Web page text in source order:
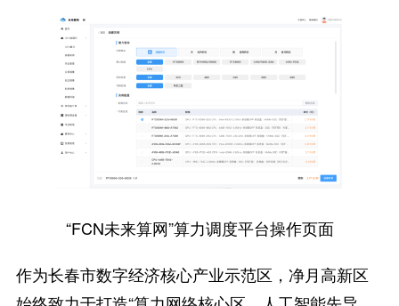
“FCN未来算网”算力调度平台操作页面
作为长春市数字经济核心产业示范区，净月高新区